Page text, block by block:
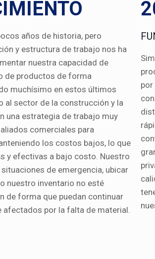
años de historia, pero
y estructura de trabajo nos ha
nuestra capacidad de
de productos de forma
muchísimo en estos últimos
al sector de la construcción y la
una estrategia de trabajo muy
comerciales para
los costos bajos, lo que
y efectivas a bajo costo. Nuestro
de emergencia, ubicar
nuestro inventario no esté
de forma que puedan continuar
afectados por la falta de material.
por